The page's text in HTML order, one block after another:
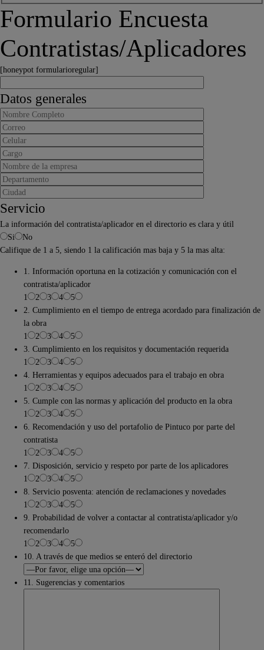
Formulario Encuesta
Contratistas/Aplicadores
[honeypot formularioregular]
Datos generales
Servicio
La información del contratista/aplicador en el directorio es clara y útil
Si
No
Califique de 1 a 5, siendo 1 la calificación mas baja y 5 la mas alta:
1. Información oportuna en la cotización y comunicación con el
contratista/aplicador
1
2 3 4
5
2. Cumplimiento en el tiempo de entrega acordado para finalización de
la obra
1
2 3 4
5
3. Cumplimiento en los requisitos y documentación requerida
1
2 3 4
5
4. Herramientas y equipos adecuados para el trabajo en obra
1
2 3 4
5
5. Cumple con las normas y aplicación del producto en la obra
1
2 3 4
5
6. Recomendación y uso del portafolio de Pintuco por parte del
contratista
1
2 3 4
5
7. Disposición, servicio y respeto por parte de los aplicadores
1
2 3 4
5
8. Servicio posventa: atención de reclamaciones y novedades
1
2 3 4
5
9. Probabilidad de volver a contactar al contratista/aplicador y/o
recomendarlo
1
2 3 4
5
10. A través de que medios se enteró del directorio
11. Sugerencias y comentarios